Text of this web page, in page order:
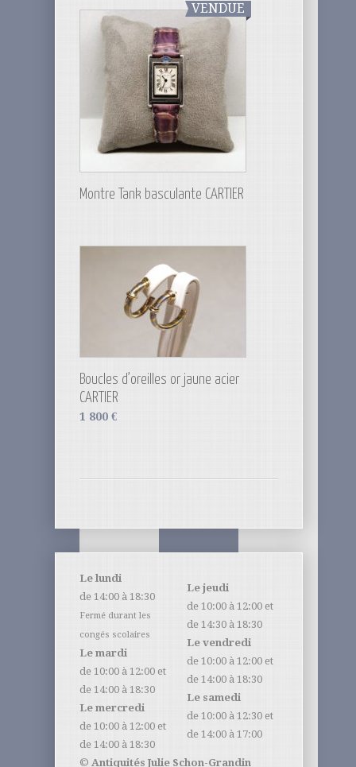
VENDUE
Montre Tank basculante CARTIER
Boucles d’oreilles or jaune acier
CARTIER
1 800 €
Le lundi
de 14:00 à 18:30
Fermé durant les
congés scolaires
Le mardi
de 10:00 à 12:00 et
de 14:00 à 18:30
Le mercredi
de 10:00 à 12:00 et
de 14:00 à 18:30
Le jeudi
de 10:00 à 12:00 et
de 14:30 à 18:30
Le vendredi
de 10:00 à 12:00 et
de 14:00 à 18:30
Le samedi
de 10:00 à 12:30 et
de 14:00 à 17:00
© Antiquités Julie Schon-Grandin